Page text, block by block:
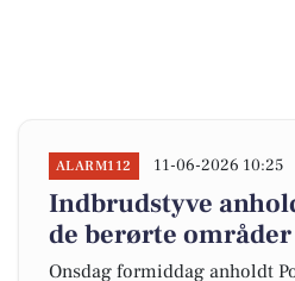
ALARM112 11-06-2026 10:25
Indbrudstyve
de berørte områder
Onsdag formiddag anholdt